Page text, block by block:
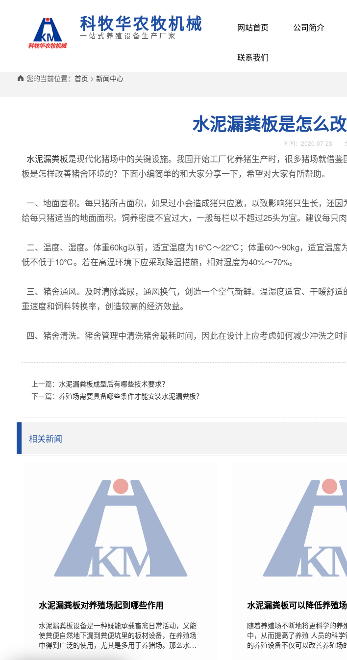
科牧华农牧机械
一站式养殖设备生产厂家
网站首页 公司简介
联系我们
您的当前位置： 首页 > 新闻中心
水泥漏粪板是怎么
时间：2020-07-23
水泥漏粪板是现代化猪场中的关键设施。我国开始工厂化养猪生产时，很多猪场就借
板是怎样改善猪舍环境的？下面小编简单的和大家分享一下，希望对大家有所帮助。
一、地面面积。每只猪所占面积，如果过小会造成猪只应激，以致影响猪只生长，还
给每只猪适当的地面面积。饲养密度不宜过大，一般每栏以不超过25头为宜。建议每只
二、温度、湿度。体重60kg以前，适宜温度为16℃～22℃；体重60～90kg，适宜
低不低于10℃。若在高温环境下应采取降温措施，相对湿度为40%～70%。
三、猪舍通风。及时清除粪尿，通风换气，创造一个空气新鲜。温湿度适宜、干暖舒
重速度和饲料转换率，创造较高的经济效益。
四、猪舍清洗。猪舍管理中清洗猪舍最耗时间，因此在设计上应考虑如何减少冲洗之时
上一篇： 水泥漏粪板成型后有哪些技术要求？
下一篇： 养殖场需要具备哪些条件才能安装水泥漏粪板？
相关新闻
水泥漏粪板对养殖场起到哪些作用
水泥漏粪板设备是一种既能承载畜禽日常活动，又能
使粪便自然地下漏到粪便坑里的板材设备，在养殖场
中得到广泛的使用，尤其是多用于养猪场。那么水泥
水泥漏粪板可以降低养殖
随着养殖场不断地将更科学的养
中，从而提高了养殖 人员的科
的养殖设备不仅可以改善养殖场